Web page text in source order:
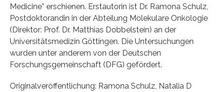
Medicine” erschienen. Erstautorin ist Dr. Ramona Schulz,
Postdoktorandin in der Abteilung Molekulare Onkologie
(Direktor: Prof. Dr. Matthias Dobbelstein) an der
Universitätsmedizin Göttingen. Die Untersuchungen
wurden unter anderem von der Deutschen
Forschungsgemeinschaft (DFG) gefördert.
Originalveröffentlichung: Ramona Schulz, Natalia D